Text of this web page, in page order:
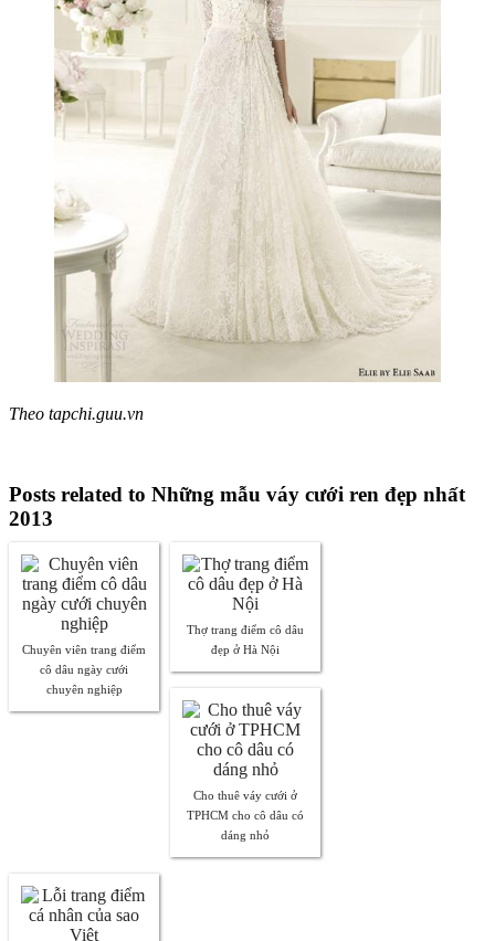
Theo tapchi.guu.vn
Posts related to Những mẫu váy cưới ren đẹp nhất
2013
Chuyên viên trang điểm
cô dâu ngày cưới
chuyên nghiệp
Thợ trang điểm cô dâu
đẹp ở Hà Nội
Cho thuê váy cưới ở
TPHCM cho cô dâu có
dáng nhỏ